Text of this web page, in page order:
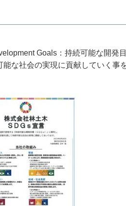
Goals：持続可能な開発
な社会の実現に貢献していく事